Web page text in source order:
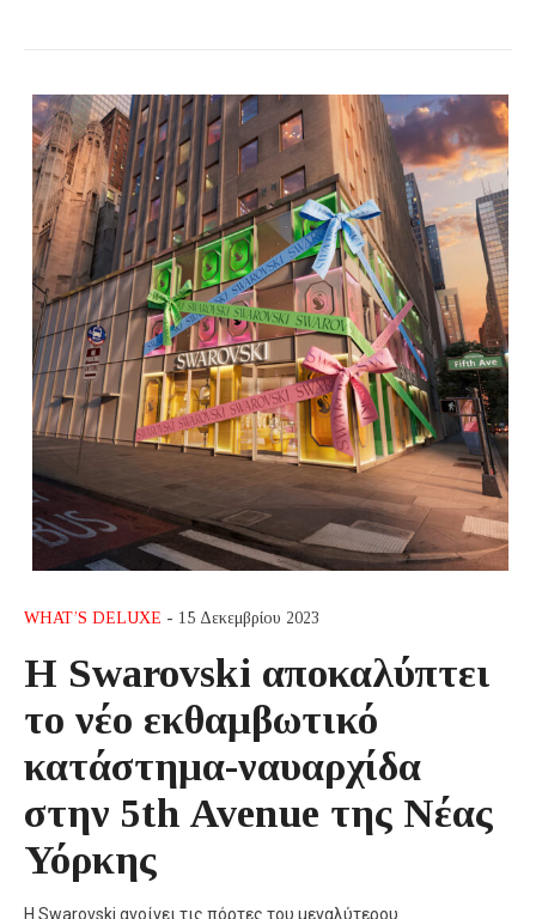
WHAT’S DELUXE - 15 Δεκεμβρίου 2023
Η Swarovski αποκαλύπτει
το νέο εκθαμβωτικό
κατάστημα-ναυαρχίδα
στην 5th Avenue της Νέας
Υόρκης
Η Swarovski ανοίγει τις πόρτες του μεγαλύτερου